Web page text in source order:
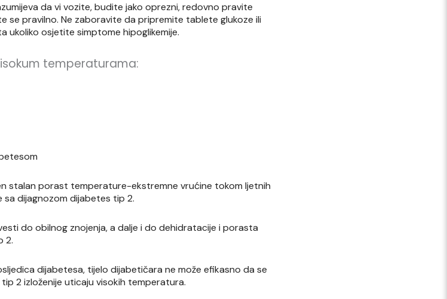
da vi vozite, budite jako oprezni, redovno pravite
se pravilno. Ne zaboravite da pripremite tablete glukoze ili
ukoliko osjetite simptome hipoglikemije.
temperaturama:
stalan porast temperature-ekstremne vrućine tokom ljetnih
dijagnozom dijabetes tip 2.
do obilnog znojenja, a dalje i do dehidratacije i porasta
2.
dijabetesa, tijelo dijabetičara ne može efikasno da se
2 izloženije uticaju visokih temperatura.